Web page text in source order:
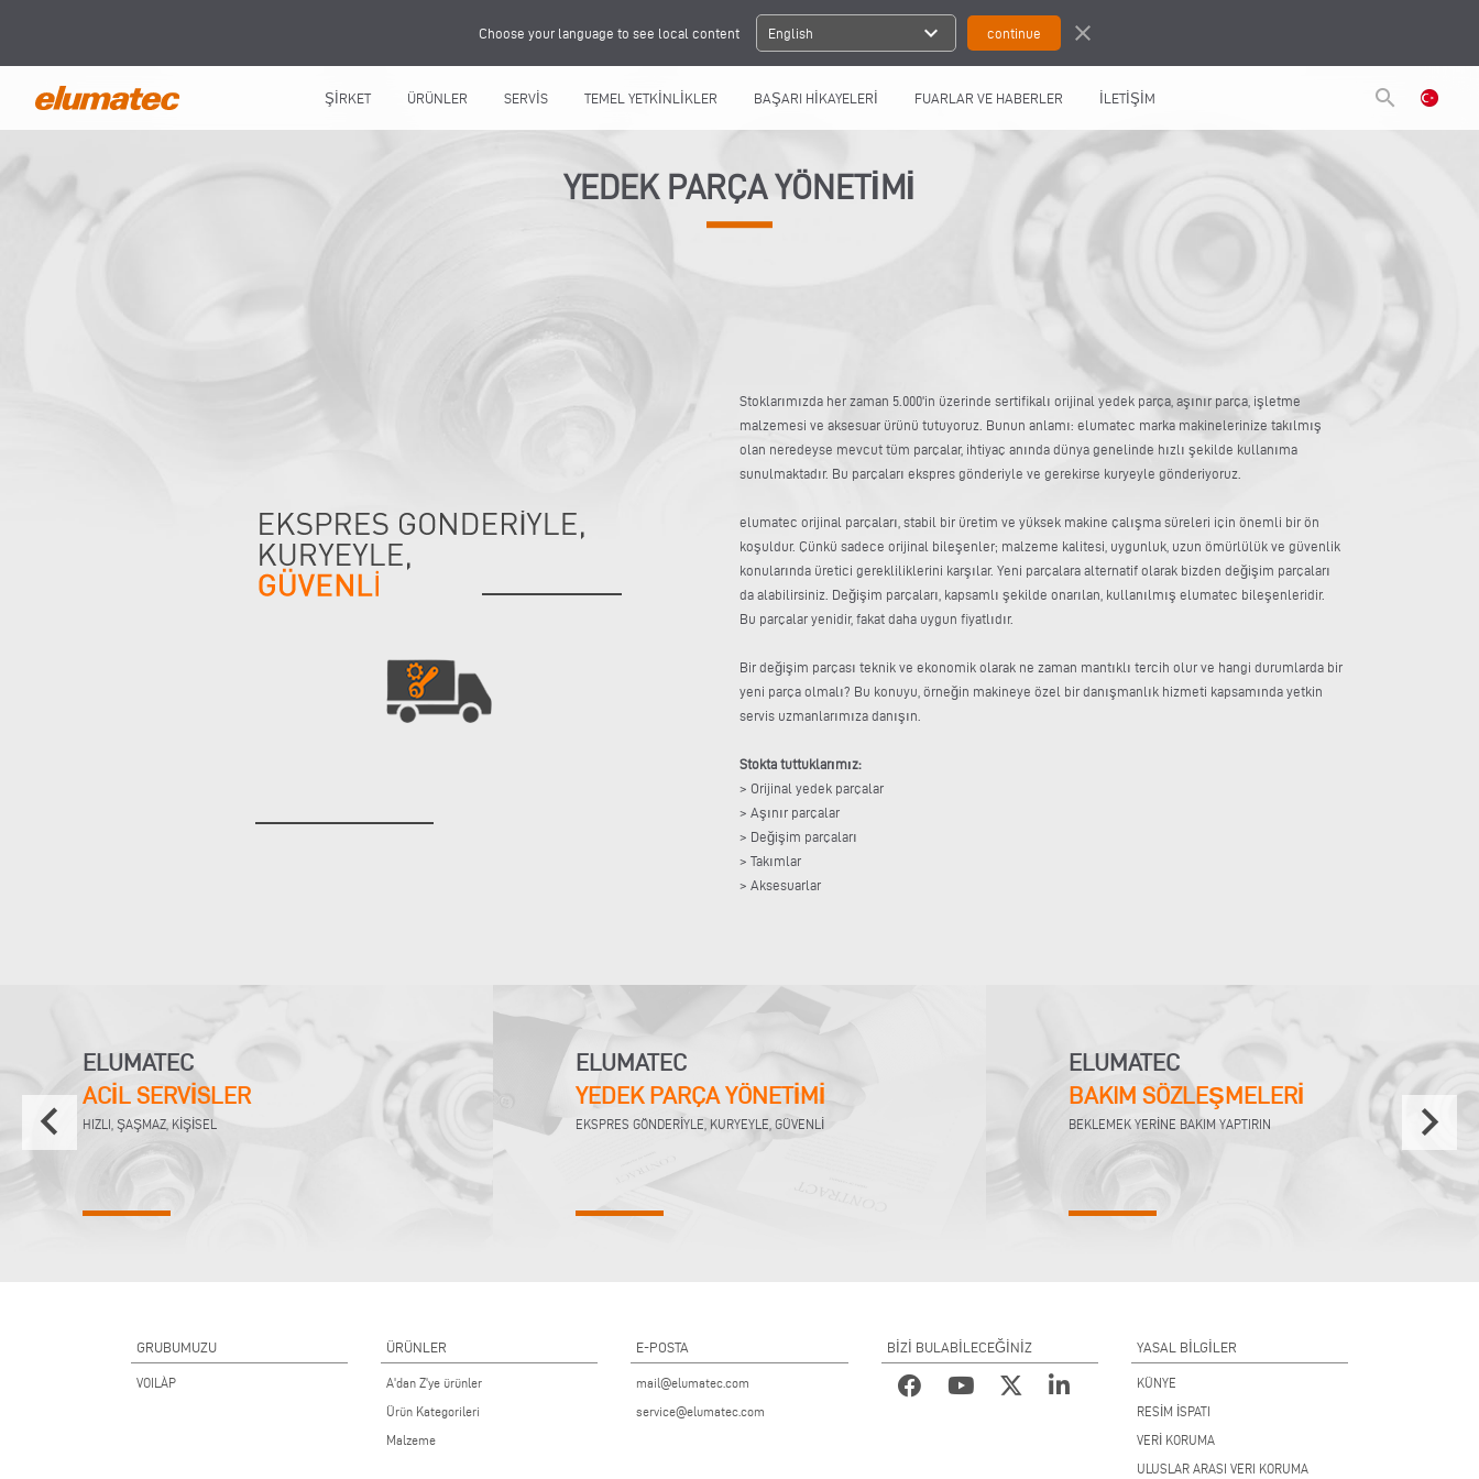
Choose your language to see local content English expand_more close
ŞİRKET ÜRÜNLER SERVİS TEMEL YETKİNLİKLER BAŞARI HİKAYELERİ FUARLAR VE HABERLER İLETİŞİM search
YEDEK PARÇA YÖNETİMİ
Stoklarımızda her zaman 5.000'in üzerinde sertifikalı orijinal yedek parça, aşınır parça, işletme
malzemesi ve aksesuar ürünü tutuyoruz. Bunun anlamı: elumatec marka makinelerinize takılmış
olan neredeyse mevcut tüm parçalar, ihtiyaç anında dünya genelinde hızlı şekilde kullanıma
sunulmaktadır. Bu parçaları ekspres gönderiyle ve gerekirse kuryeyle gönderiyoruz.
elumatec orijinal parçaları, stabil bir üretim ve yüksek makine çalışma süreleri için önemli bir ön
koşuldur. Çünkü sadece orijinal bileşenler; malzeme kalitesi, uygunluk, uzun ömürlülük ve güvenlik
konularında üretici gerekliliklerini karşılar. Yeni parçalara alternatif olarak bizden değişim parçaları
da alabilirsiniz. Değişim parçaları, kapsamlı şekilde onarılan, kullanılmış elumatec bileşenleridir.
Bu parçalar yenidir, fakat daha uygun fiyatlıdır.
Bir değişim parçası teknik ve ekonomik olarak ne zaman mantıklı tercih olur ve hangi durumlarda bir
yeni parça olmalı? Bu konuyu, örneğin makineye özel bir danışmanlık hizmeti kapsamında yetkin
servis uzmanlarımıza danışın.
Stokta tuttuklarımız:
> Orijinal yedek parçalar
> Aşınır parçalar
> Değişim parçaları
> Takımlar
> Aksesuarlar
ELUMATEC
ACİL SERVİSLER
HIZLI, ŞAŞMAZ, KİŞİSEL
ELUMATEC
YEDEK PARÇA YÖNETİMİ
EKSPRES GÖNDERİYLE, KURYEYLE, GÜVENLİ
ELUMATEC
BAKIM SÖZLEŞMELERİ
BEKLEMEK YERİNE BAKIM YAPTIRIN
keyboard_arrow_left keyboard_arrow_right
GRUBUMUZU
VOILÀP
ÜRÜNLER
A'dan Z'ye ürünler
Ürün Kategorileri
Malzeme
E-POSTA
mail@elumatec.com
service@elumatec.com
BİZİ BULABİLECEĞİNİZ YASAL BILGILER
KÜNYE
RESİM İSPATI
VERİ KORUMA
ULUSLAR ARASI VERI KORUMA